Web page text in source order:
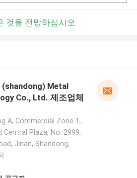
것을 전망하십시오
(shandong) Metal
Co., Ltd. 제조업체
A, Commercial Zone 1,
Central Plaza, No. 2999,
Jinan, Shandong,